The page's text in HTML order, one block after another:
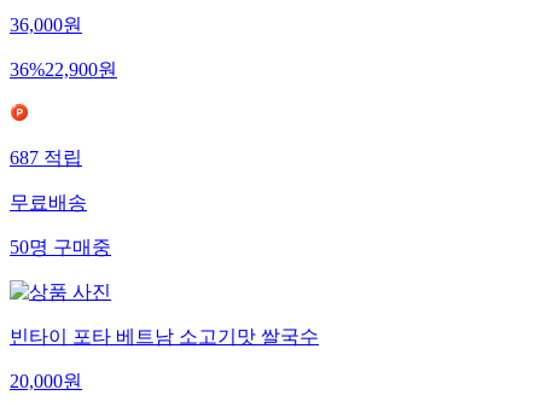
36,000원
36%22,900원
687적립
무료배송
50명구매중
빈타이 포타 베트남 소고기맛 쌀국수
20,000원